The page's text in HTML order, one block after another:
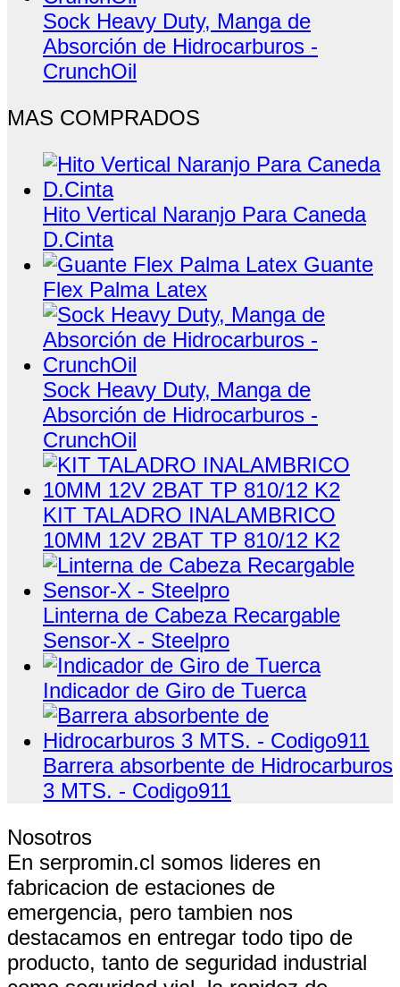
Sock Heavy Duty, Manga de
Absorción de Hidrocarburos -
CrunchOil
MAS COMPRADOS
Hito Vertical Naranjo Para Caneda
D.Cinta
Guante
Flex Palma Latex
Sock Heavy Duty, Manga de
Absorción de Hidrocarburos -
CrunchOil
KIT TALADRO INALAMBRICO
10MM 12V 2BAT TP 810/12 K2
Linterna de Cabeza Recargable
Sensor-X - Steelpro
Indicador de Giro de Tuerca
Barrera absorbente de Hidrocarburos
3 MTS. - Codigo911
Nosotros
En serpromin.cl somos lideres en
fabricacion de estaciones de
emergencia, pero tambien nos
destacamos en entregar todo tipo de
producto, tanto de seguridad industrial